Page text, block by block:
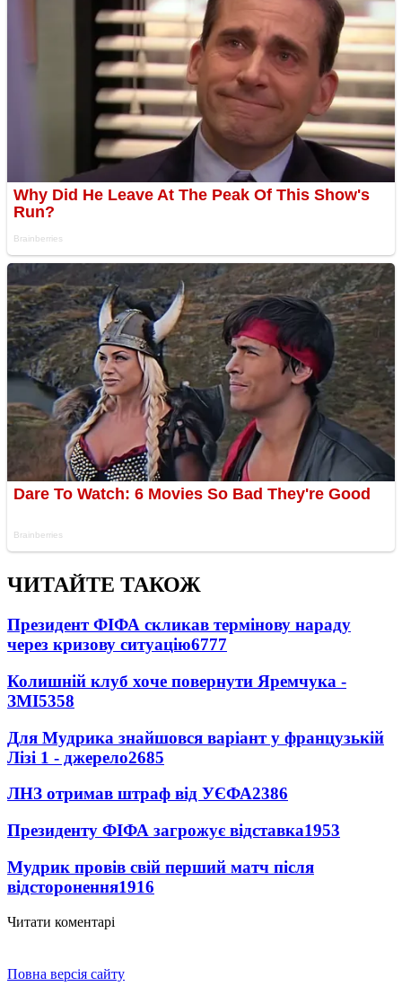
ЧИТАЙТЕ ТАКОЖ
Президент ФІФА скликав термінову нараду
через кризову ситуацію6777
Колишній клуб хоче повернути Яремчука -
ЗМІ5358
Для Мудрика знайшовся варіант у французькій
Лізі 1 - джерело2685
ЛНЗ отримав штраф від УЄФА2386
Президенту ФІФА загрожує відставка1953
Мудрик провів свій перший матч після
відсторонення1916
Читати коментарі
Повна версія сайту